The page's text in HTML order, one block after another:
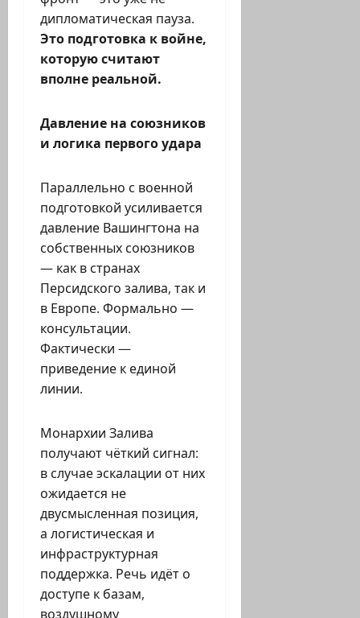
дипломатическая пауза.
Это подготовка к войне,
которую считают
вполне реальной.
Давление на союзников
и логика первого удара
Параллельно с военной
подготовкой усиливается
давление Вашингтона на
собственных союзников
— как в странах
Персидского залива, так и
в Европе. Формально —
консультации.
Фактически —
приведение к единой
линии.
Монархии Залива
получают чёткий сигнал:
в случае эскалации от них
ожидается не
двусмысленная позиция,
а логистическая и
инфраструктурная
поддержка. Речь идёт о
доступе к базам,
воздушному